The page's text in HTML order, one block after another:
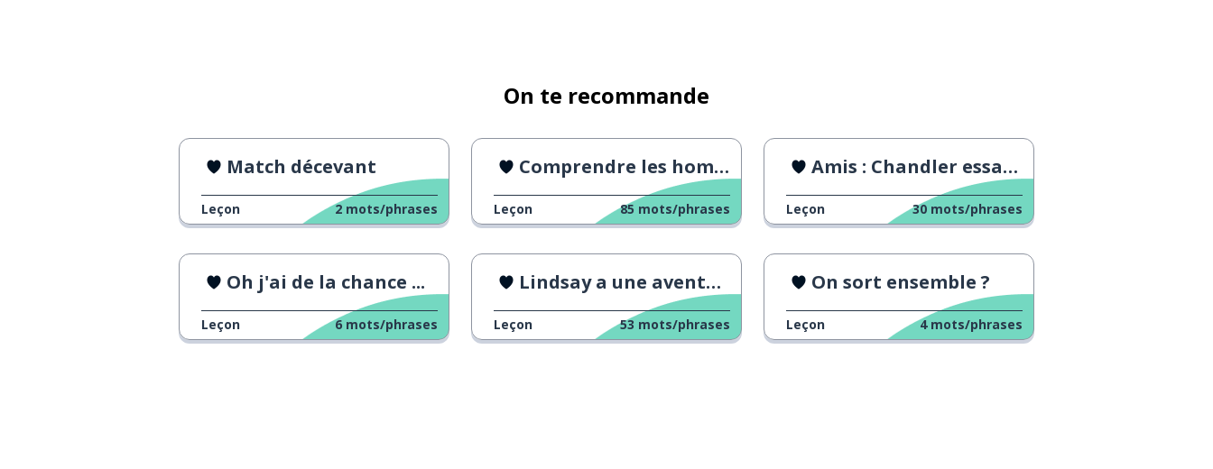
On te recommande
Match décevant
Leçon 2 mots/phrases
Comprendre les hommes
Leçon 85 mots/phrases
Amis : Chandler essaie d'avoir des rendez-vous
Leçon 30 mots/phrases
Oh j'ai de la chance ...
Leçon 6 mots/phrases
Lindsay a une aventure
Leçon 53 mots/phrases
On sort ensemble ?
Leçon 4 mots/phrases